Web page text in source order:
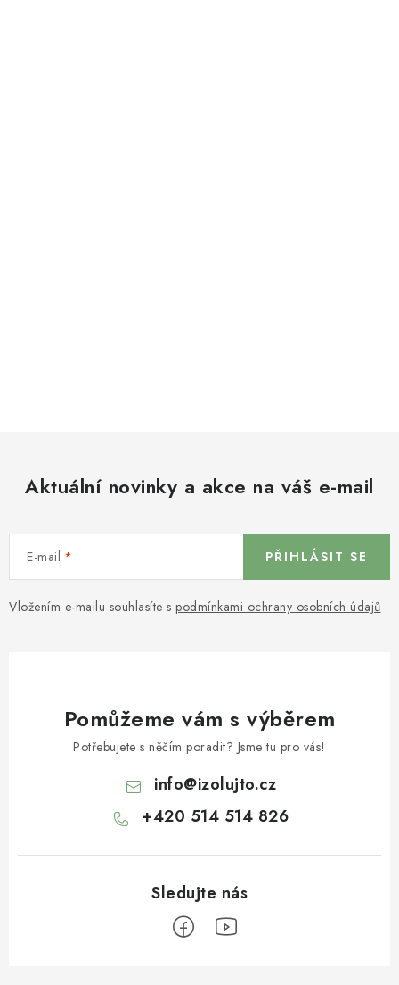
Aktuální novinky a akce na váš e-mail
E-mail
Vložením e-mailu souhlasíte s podmínkami ochrany osobních údajů
PŘIHLÁSIT SE
Pomůžeme vám s výběrem
Potřebujete s něčím poradit? Jsme tu pro vás!
info@izolujto.cz
+420 514 514 826